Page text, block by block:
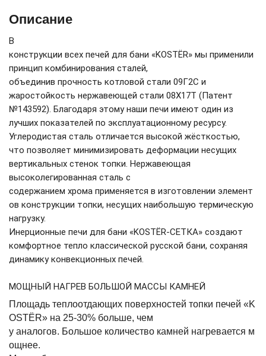
Описание
В
конструкции всех печей для бани «KOSTЁR» мы применили
принцип комбинирования сталей,
объединив прочность котловой стали 09Г2С и
жаростойкость нержавеющей стали 08Х17Т (Патент
№143592). Благодаря этому наши печи имеют один из
лучших показателей по эксплуатационному ресурсу.
Углеродистая сталь отличается высокой жёсткостью,
что позволяет минимизировать деформации несущих
вертикальных стенок топки. Нержавеющая
высоколегированная сталь с
содержанием хрома применяется в изготовлении элемент
ов конструкции топки, несущих наибольшую термическую
нагрузку.
Инерционные печи для бани «KOSTЁR-СЕТКА» создают
комфортное тепло классической русской бани, сохраняя
динамику конвекционных печей.
МОЩНЫЙ НАГРЕВ БОЛЬШОЙ МАССЫ КАМНЕЙ
Площадь теплоотдающих поверхностей топки печей «K
OSTЁR» на 25-30% больше, чем
у аналогов. Большое количество камней нагревается м
ощнее.